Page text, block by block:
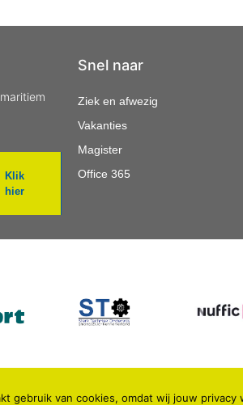
Klik
hier
Snel naar
Ziek en afwezig
Vakanties
Magister
Office 365
gebruik van cookies, omdat wij jouw